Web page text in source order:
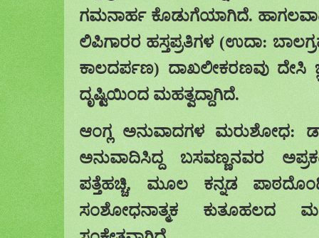
ಗಮನಾರ್ಹ ಕೊಡುಗೆಯಾಗಿದೆ.
ಲಿಪಿಗಾರರ ಹಸ್ತಪ್ರತಿಗಳ (ಉದಾ:
ಕಾಲದರ್ಪಣ) ದಾಖಲೀಕರಣವು ದೇಸಿ
ದೃಷ್ಟಿಯಿಂದ ಮಹತ್ವದ್ದಾಗಿದೆ.
ಆಂಗ್ಲ ಅನುವಾದಗಳ ಮರುಶೋಧ:
ಅನುವಾದಿಸಿದ್ದ ಬಸವಣ್ಣನವರ
ಪತ್ತೆಹಚ್ಚಿ, ಮೂಲ ಕನ್ನಡ
ಸಂಶೋಧನಾತ್ಮಕ ಕುತೂಹಲದ